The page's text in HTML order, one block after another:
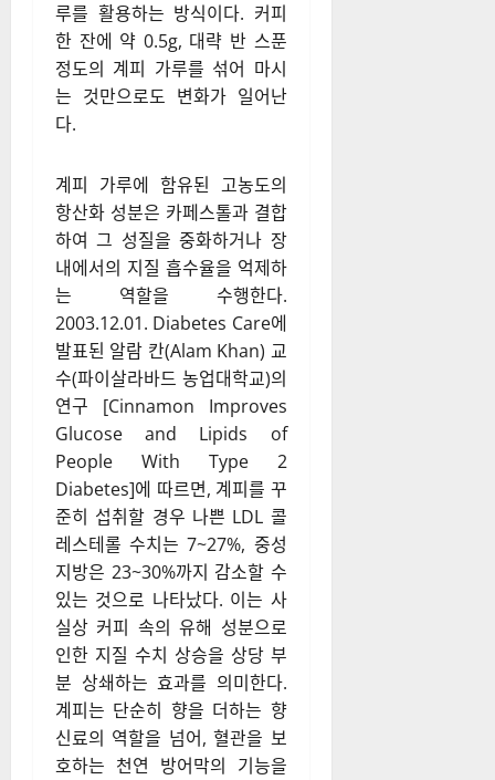
루를 활용하는 방식이다. 커피
한 잔에 약 0.5g, 대략 반 스푼
정도의 계피 가루를 섞어 마시
는 것만으로도 변화가 일어난
다.
계피 가루에 함유된 고농도의
항산화 성분은 카페스톨과 결합
하여 그 성질을 중화하거나 장
내에서의 지질 흡수율을 억제하
는 역할을 수행한다.
2003.12.01. Diabetes Care에
발표된 알람 칸(Alam Khan) 교
수(파이살라바드 농업대학교)의
연구 [Cinnamon Improves
Glucose and Lipids of
People With Type 2
Diabetes]에 따르면, 계피를 꾸
준히 섭취할 경우 나쁜 LDL 콜
레스테롤 수치는 7~27%, 중성
지방은 23~30%까지 감소할 수
있는 것으로 나타났다. 이는 사
실상 커피 속의 유해 성분으로
인한 지질 수치 상승을 상당 부
분 상쇄하는 효과를 의미한다.
계피는 단순히 향을 더하는 향
신료의 역할을 넘어, 혈관을 보
호하는 천연 방어막의 기능을